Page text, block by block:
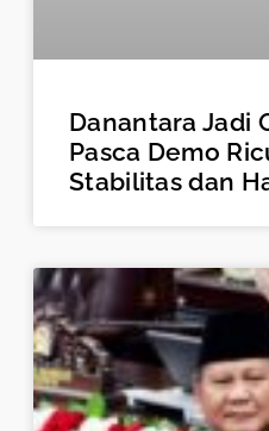
Danantara Jadi
Pasca Demo
Stabilitas dan